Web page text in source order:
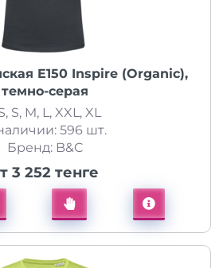
E150 Inspire (Organic),
темно-серая
S, M, L, XXL, XL
596 шт.
Бренд: B&C
3 252 тенге